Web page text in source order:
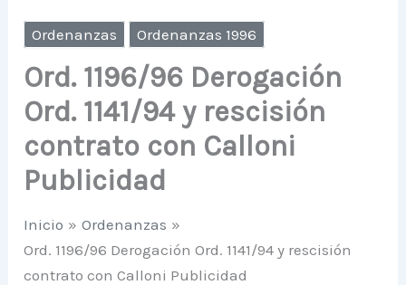
Ordenanzas Ordenanzas 1996
Ord. 1196/96 Derogación
Ord. 1141/94 y rescisión
contrato con Calloni
Publicidad
Inicio
Ordenanzas
Ord. 1196/96 Derogación Ord. 1141/94 y rescisión
contrato con Calloni Publicidad